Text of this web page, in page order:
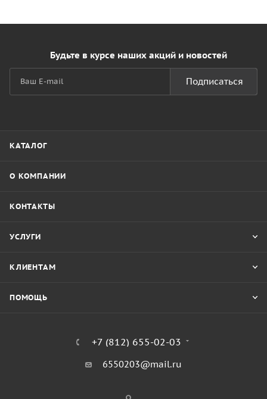
Будьте в курсе наших акций и новостей
Подписаться
КАТАЛОГ
О КОМПАНИИ
КОНТАКТЫ
УСЛУГИ
КЛИЕНТАМ
ПОМОЩЬ
+7 (812) 655-02-03
6550203@mail.ru